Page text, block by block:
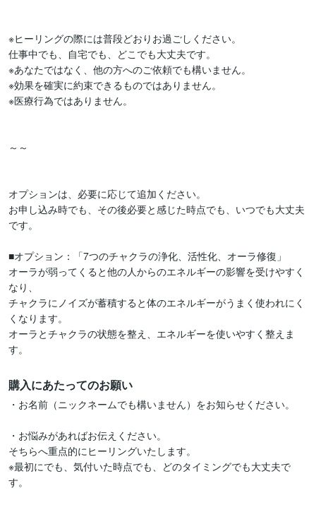
※ヒーリングの際には普段どおりお過ごしください。
仕事中でも、自宅でも、どこでも大丈夫です。
※あなたではなく、他の方へのご依頼でも構いません。
※効果を確実に約束できるものではありません。
※医療行為ではありません。
～～
オプションは、必要に応じて追加ください。
お申し込み時でも、その後必要と感じた時点でも、いつでも大丈夫
です。
■オプション：「7つのチャクラの浄化、活性化、オーラ修復」
オーラが弱ってくると他の人からのエネルギーの影響を受けやすく
なり、
チャクラにノイズが蓄積すると体のエネルギーがうまく使われにく
くなります。
オーラとチャクラの状態を整え、エネルギーを使いやすく整えま
す。
購入にあたってのお願い
・お名前（ニックネームでも構いません）をお知らせください。
・お悩みがあればお伝えください。
そちらへ重点的にヒーリングいたします。
※最初にでも、気付いた時点でも、どのタイミングでも大丈夫で
す。